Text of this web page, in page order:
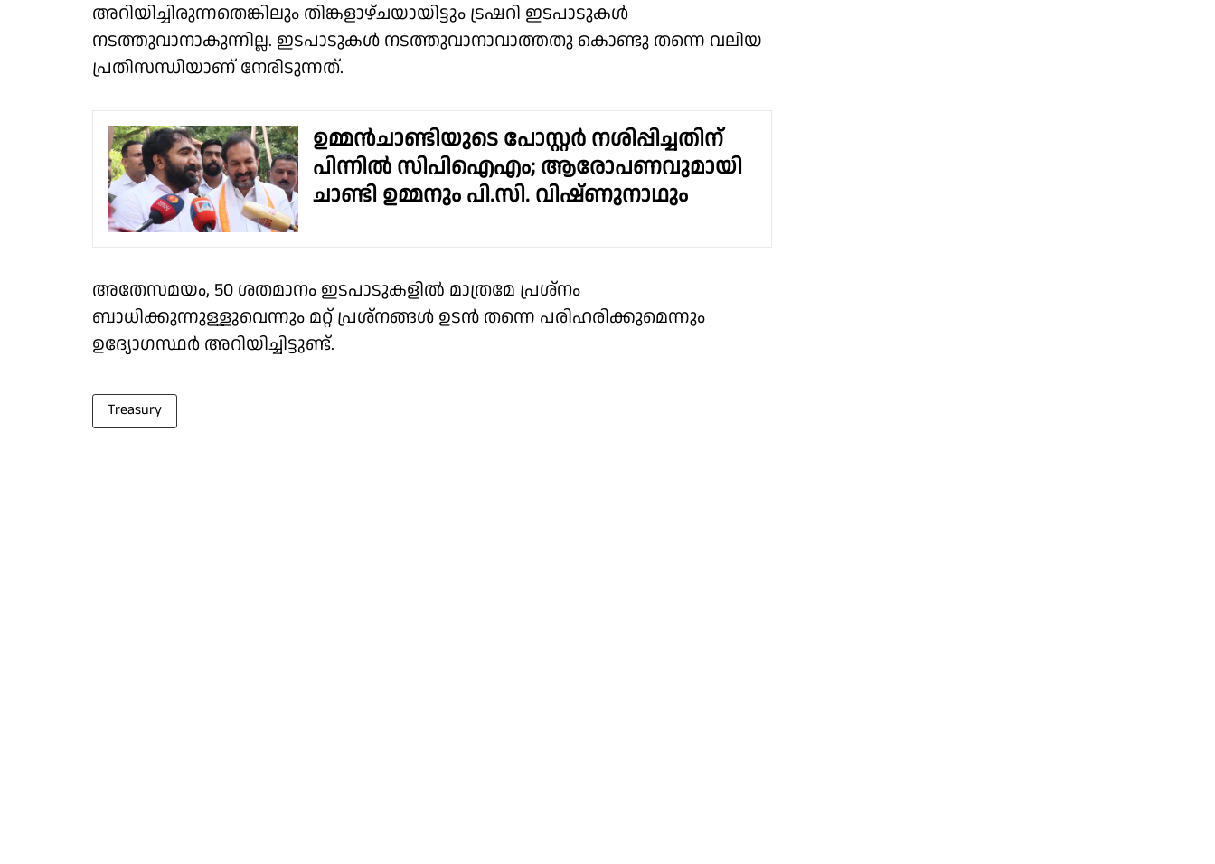
അറിയിച്ചിരുന്നതെങ്കിലും തിങ്കളാഴ്ചയായിട്ടും ട്രഷറി ഇടപാടുകൾ
നടത്തുവാനാകുന്നില്ല. ഇടപാടുകൾ നടത്തുവാനാവാത്തതു കൊണ്ടു തന്നെ വലിയ
പ്രതിസന്ധിയാണ് നേരിടുന്നത്.
ഉമ്മൻചാണ്ടിയുടെ പോസ്റ്റർ നശിപ്പിച്ചതിന്
പിന്നിൽ സിപിഐഎം; ആരോപണവുമായി
ചാണ്ടി ഉമ്മനും പി.സി. വിഷ്ണുനാഥും
അതേസമയം, 50 ശതമാനം ഇടപാടുകളിൽ മാത്രമേ പ്രശ്നം
ബാധിക്കുന്നുള്ളുവെന്നും മറ്റ് പ്രശ്നങ്ങൾ ഉടൻ തന്നെ പരിഹരിക്കുമെന്നും
ഉദ്യോഗസ്ഥർ അറിയിച്ചിട്ടുണ്ട്.
Treasury